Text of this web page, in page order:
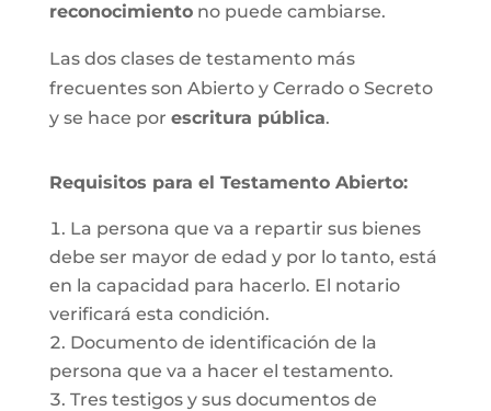
reconocimientono puede cambiarse.
Las dos clases de testamento más
frecuentes son Abierto y Cerrado o Secreto
y se hace por escritura pública.
Requisitos para el Testamento Abierto:
La persona que va a repartir sus bienes
debe ser mayor de edad y por lo tanto, está
en la capacidad para hacerlo. El notario
verificará esta condición.
Documento de identificación de la
persona que va a hacer el testamento.
Tres testigos y sus documentos de